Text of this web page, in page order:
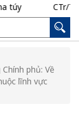
CTr/TU
phủ: Về
lĩnh vực